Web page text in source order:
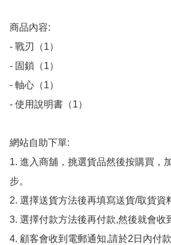
商品內容:
- 戰刃（1）
- 固鎖（1）
- 軸心（1）
﻿- 使用說明書（1）
網站自助下單:
1. 進入商舖，挑選貨品然後按購買，
步。
2. 選擇送貨方法後再填寫送貨/取貨資
3. 選擇付款方法後再付款,然後就會收
4. 顧客會收到電郵通知,請於2日內付